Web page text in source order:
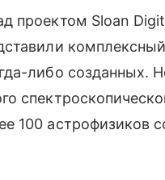
проектом Sloan
либо созданных.
100 астрофизиков